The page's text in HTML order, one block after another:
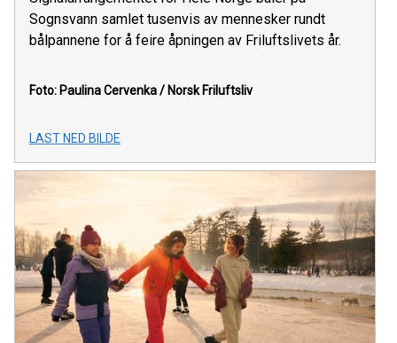
Sognsvann samlet tusenvis av mennesker rundt
bålpannene for å feire åpningen av Friluftslivets år.
Foto: Paulina Cervenka / Norsk Friluftsliv
LAST NED BILDE